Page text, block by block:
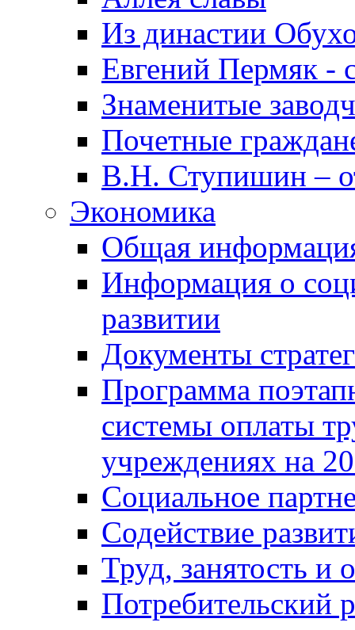
Из династии
Евгений Пермяк -
Знаменитые
Почетные
В.Н. Ступишин –
Экономика
Общая
Информация о
развитии
Документы
Программа
системы оплаты
учреждениях на
Социальное
Содействие
Труд, занятость и
Потребительский